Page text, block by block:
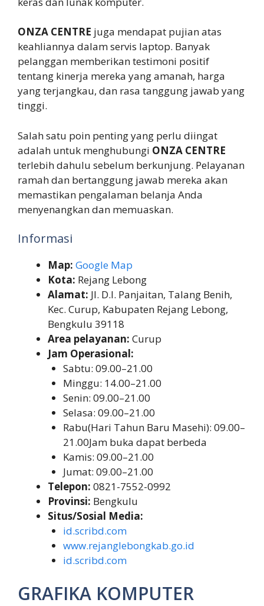
ONZA CENTRE juga mendapat pujian atas
keahliannya dalam servis laptop. Banyak
pelanggan memberikan testimoni positif
tentang kinerja mereka yang amanah, harga
yang terjangkau, dan rasa tanggung jawab yang
tinggi.
Salah satu poin penting yang perlu diingat
adalah untuk menghubungi ONZA CENTRE
terlebih dahulu sebelum berkunjung. Pelayanan
ramah dan bertanggung jawab mereka akan
memastikan pengalaman belanja Anda
menyenangkan dan memuaskan.
Informasi
Map: Google Map
Kota: Rejang Lebong
Alamat: Jl. D.I. Panjaitan, Talang Benih,
Kec. Curup, Kabupaten Rejang Lebong,
Bengkulu 39118
Area pelayanan: Curup
Jam Operasional:
Sabtu: 09.00–21.00
Minggu: 14.00–21.00
Senin: 09.00–21.00
Selasa: 09.00–21.00
Rabu(Hari Tahun Baru Masehi): 09.00–
21.00Jam buka dapat berbeda
Kamis: 09.00–21.00
Jumat: 09.00–21.00
Telepon: 0821-7552-0992
Provinsi: Bengkulu
Situs/Sosial Media:
id.scribd.com
www.rejanglebongkab.go.id
id.scribd.com
GRAFIKA KOMPUTER